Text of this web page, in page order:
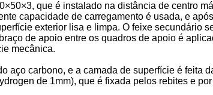
que é instalado na distância de centro
capacidade de carregamento é usada, e
exterior lisa e limpa. O feixe secundário
de apoio entre os quadros de apoio é
mecânica.
aço carbono, e a camada de superfície é feita
de 1mm), que é fixada pelos rebites e